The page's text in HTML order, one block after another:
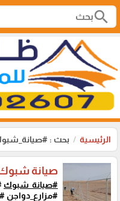
search
الرئيسية بحث :
صيانة شبوك
#صيانة_شبوك